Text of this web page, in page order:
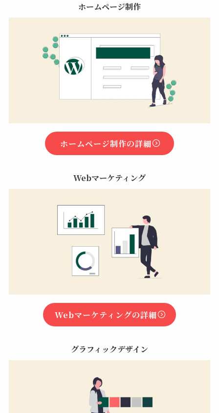
ホームページ制作
ホームページ制作の詳細
Webマーケティング
Webマーケティングの詳細
グラフィックデザイン